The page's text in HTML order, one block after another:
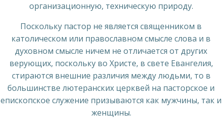
организационную, техническую природу.
Поскольку пастор не является священником в
католическом или православном смысле слова и в
духовном смысле ничем не отличается от других
верующих, поскольку во Христе, в свете Евангелия,
стираются внешние различия между людьми, то в
большинстве лютеранских церквей на пасторское и
епископское служение призываются как мужчины, так и
женщины.